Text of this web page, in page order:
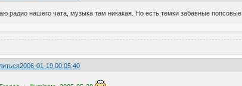
радио нашего чата, музыка там никакая. Но есть темки забавные попсовые
2006-01-19 00:05:40